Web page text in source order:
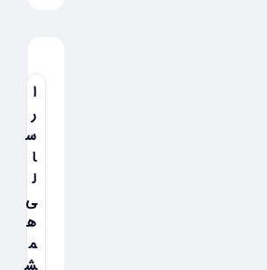
ا
ر
س
ا
ل
ی
ه
م